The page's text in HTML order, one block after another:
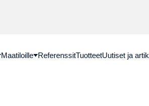
Maatiloille ReferenssitTuotteetUutiset ja